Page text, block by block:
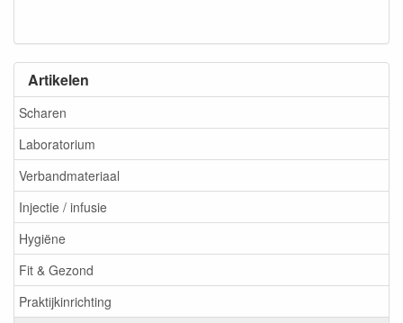
Artikelen
Scharen
Laboratorium
Verbandmateriaal
Injectie / infusie
Hygiëne
Fit & Gezond
Praktijkinrichting